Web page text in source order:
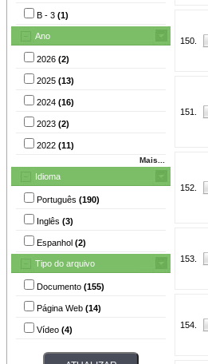
B - 3 (1)
Ano
2026 (2)
2025 (13)
2024 (16)
2023 (2)
2022 (11)
Mais...
Idioma
Português (190)
Inglês (3)
Espanhol (2)
Tipo do arquivo
Documento (155)
Página Web (14)
Vídeo (4)
150.
151.
152.
153.
154.